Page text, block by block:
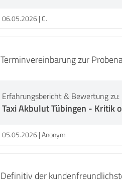
06.05.2026 C.
Terminvereinbarung zur
Erfahrungsbericht & Bewertung zu:
Taxi Akbulut Tübingen - Kritik
05.05.2026 Anonym
Definitiv der